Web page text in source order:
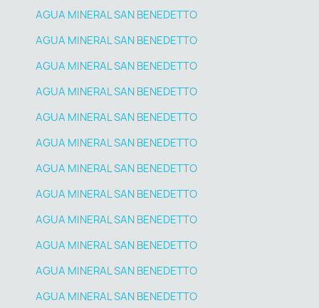
AGUA MINERAL SAN BENEDETTO
AGUA MINERAL SAN BENEDETTO
AGUA MINERAL SAN BENEDETTO
AGUA MINERAL SAN BENEDETTO
AGUA MINERAL SAN BENEDETTO
AGUA MINERAL SAN BENEDETTO
AGUA MINERAL SAN BENEDETTO
AGUA MINERAL SAN BENEDETTO
AGUA MINERAL SAN BENEDETTO
AGUA MINERAL SAN BENEDETTO
AGUA MINERAL SAN BENEDETTO
AGUA MINERAL SAN BENEDETTO